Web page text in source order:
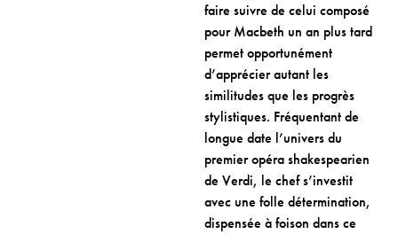
faire suivre de celui composé
pour Macbeth un an plus tard
permet opportunément
d’apprécier autant les
similitudes que les progrès
stylistiques. Fréquentant de
longue date l’univers du
premier opéra shakespearien
de Verdi, le chef s’investit
avec une folle détermination,
dispensée à foison dans ce